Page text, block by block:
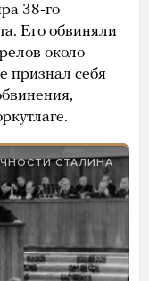
38-го
Его обвиняли
около
признал себя
СТАЛИНА